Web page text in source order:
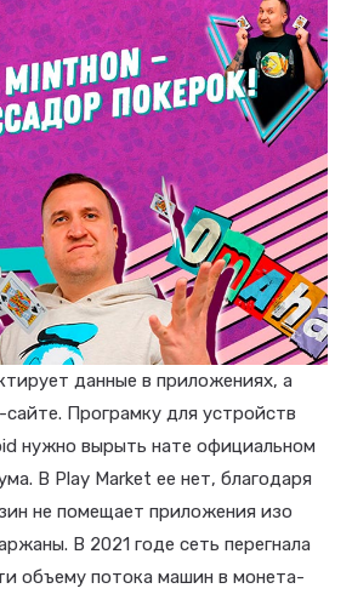
данные в приложениях, а
Програмку для устройств
нужно вырыть нате официальном
В Play Market ее нет, благодаря
не помещает приложения изо
В 2021 годе сеть перегнала
объему потока машин в монета-